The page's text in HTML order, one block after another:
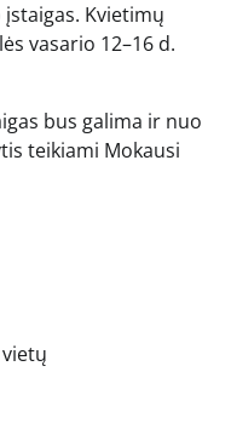
Kvietimų
vasario 12–16 d.
bus galima ir nuo
teikiami Mokausi
vietų